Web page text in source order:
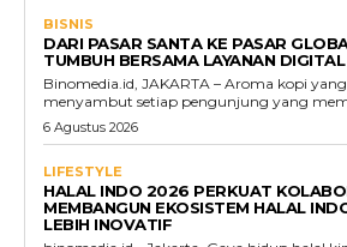
BISNIS
DARI PASAR SANTA KE PASAR
TUMBUH BERSAMA LAYANAN
Binomedia.id, JAKARTA – Aroma kopi
menyambut setiap pengunjung yang
6 Agustus 2026
LIFESTYLE
HALAL INDO 2026 PERKUAT
MEMBANGUN EKOSISTEM HALAL
LEBIH INOVATIF